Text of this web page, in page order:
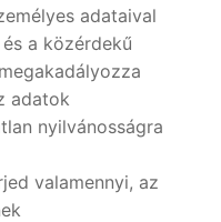
adataival
a közérdekű
adatok
nyilvánosságra
valamennyi, az